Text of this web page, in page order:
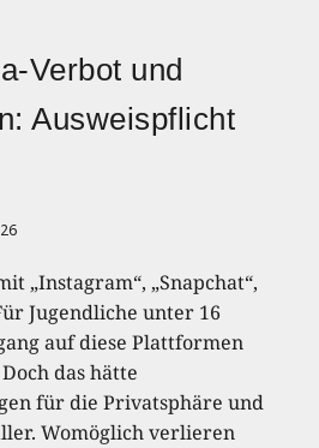
Verbot und
Ausweispflicht
„Instagram“, „Snapchat“,
Jugendliche unter 16
auf diese Plattformen
das hätte
für die Privatsphäre und
Womöglich verlieren